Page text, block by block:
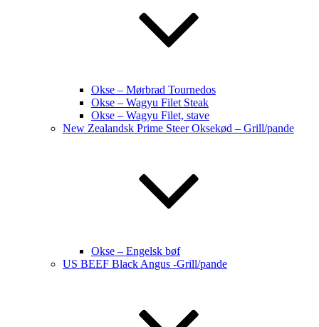
Okse – Mørbrad Tournedos
Okse – Wagyu Filet Steak
Okse – Wagyu Filet, stave
New Zealandsk Prime Steer Oksekød – Grill/pande
Okse – Engelsk bøf
US BEEF Black Angus -Grill/pande